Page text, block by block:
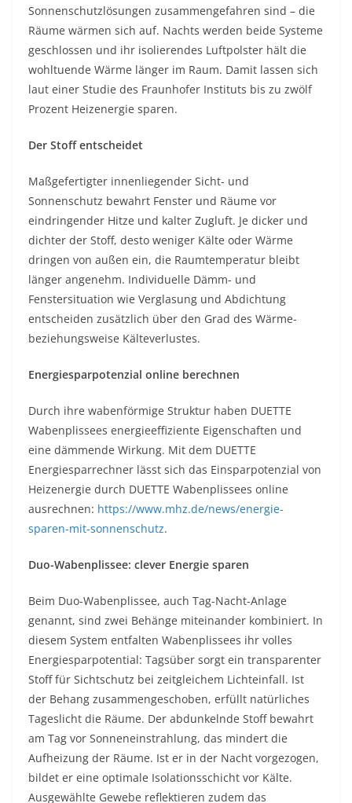
Sonnenschutzlösungen zusammengefahren sind – die
Räume wärmen sich auf. Nachts werden beide Systeme
geschlossen und ihr isolierendes Luftpolster hält die
wohltuende Wärme länger im Raum. Damit lassen sich
laut einer Studie des Fraunhofer Instituts bis zu zwölf
Prozent Heizenergie sparen.
Der Stoff entscheidet
Maßgefertigter innenliegender Sicht- und
Sonnenschutz bewahrt Fenster und Räume vor
eindringender Hitze und kalter Zugluft. Je dicker und
dichter der Stoff, desto weniger Kälte oder Wärme
dringen von außen ein, die Raumtemperatur bleibt
länger angenehm. Individuelle Dämm- und
Fenstersituation wie Verglasung und Abdichtung
entscheiden zusätzlich über den Grad des Wärme-
beziehungsweise Kälteverlustes.
Energiesparpotenzial online berechnen
Durch ihre wabenförmige Struktur haben DUETTE
Wabenplissees energieeffiziente Eigenschaften und
eine dämmende Wirkung. Mit dem DUETTE
Energiesparrechner lässt sich das Einsparpotenzial von
Heizenergie durch DUETTE Wabenplissees online
ausrechnen: https://www.mhz.de/news/energie-
sparen-mit-sonnenschutz.
Duo-Wabenplissee: clever Energie sparen
Beim Duo-Wabenplissee, auch Tag-Nacht-Anlage
genannt, sind zwei Behänge miteinander kombiniert. In
diesem System entfalten Wabenplissees ihr volles
Energiesparpotential: Tagsüber sorgt ein transparenter
Stoff für Sichtschutz bei zeitgleichem Lichteinfall. Ist
der Behang zusammengeschoben, erfüllt natürliches
Tageslicht die Räume. Der abdunkelnde Stoff bewahrt
am Tag vor Sonneneinstrahlung, das mindert die
Aufheizung der Räume. Ist er in der Nacht vorgezogen,
bildet er eine optimale Isolationsschicht vor Kälte.
Ausgewählte Gewebe reflektieren zudem das